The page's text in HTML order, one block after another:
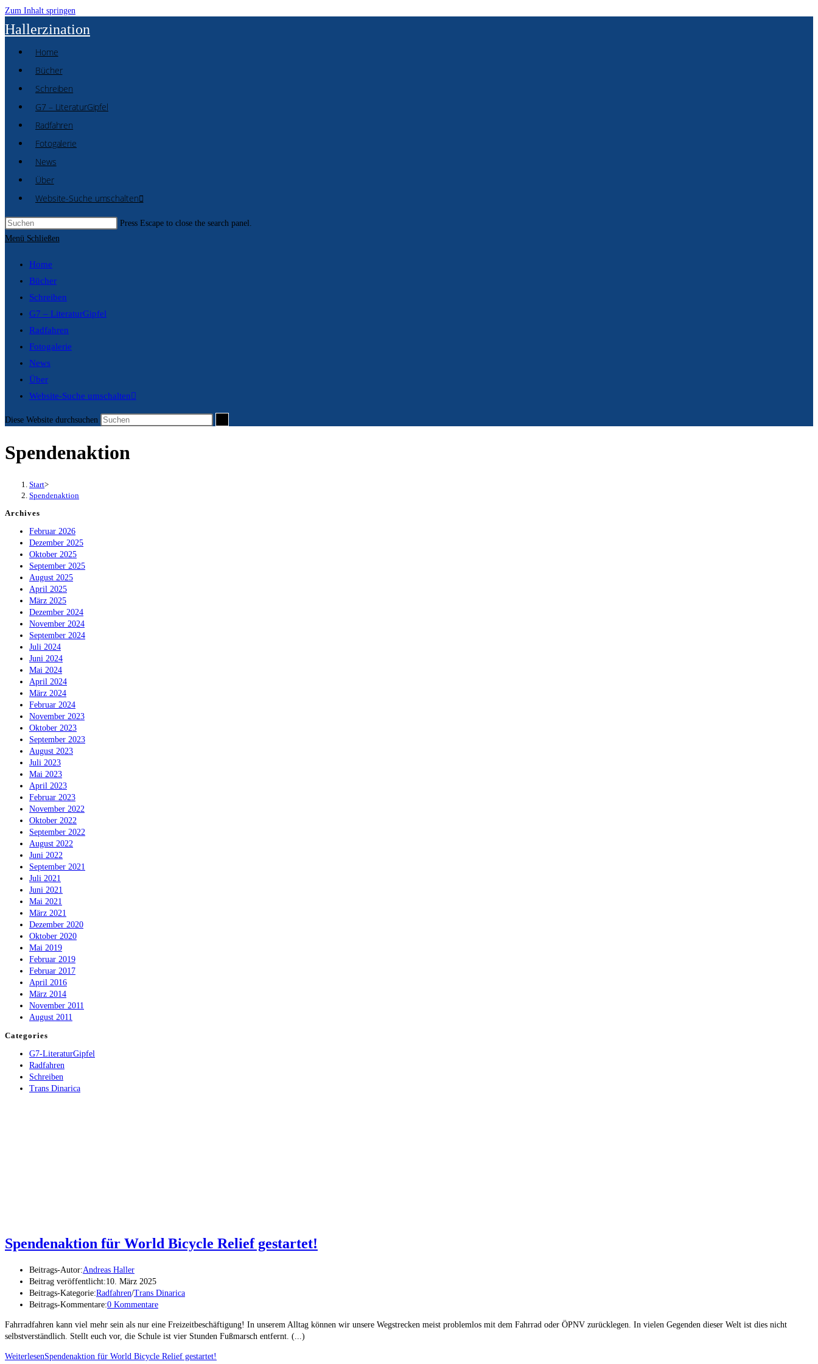
Zum Inhalt springen
Hallerzination
Home
Bücher
Schreiben
G7 – LiteraturGipfel
Radfahren
Fotogalerie
News
Über
Website-Suche umschalten
Press Escape to close the search panel.
Menü Schließen
Home
Bücher
Schreiben
G7 – LiteraturGipfel
Radfahren
Fotogalerie
News
Über
Website-Suche umschalten
Diese Website durchsuchen
Spendenaktion
Start>
Spendenaktion
Archives
Februar 2026
Dezember 2025
Oktober 2025
September 2025
August 2025
April 2025
März 2025
Dezember 2024
November 2024
September 2024
Juli 2024
Juni 2024
Mai 2024
April 2024
März 2024
Februar 2024
November 2023
Oktober 2023
September 2023
August 2023
Juli 2023
Mai 2023
April 2023
Februar 2023
November 2022
Oktober 2022
September 2022
August 2022
Juni 2022
September 2021
Juli 2021
Juni 2021
Mai 2021
März 2021
Dezember 2020
Oktober 2020
Mai 2019
Februar 2019
Februar 2017
April 2016
März 2014
November 2011
August 2011
Categories
G7-LiteraturGipfel
Radfahren
Schreiben
Trans Dinarica
Spendenaktion für World Bicycle Relief gestartet!
Beitrags-Autor:Andreas Haller
Beitrag veröffentlicht:10. März 2025
Beitrags-Kategorie:Radfahren/Trans Dinarica
Beitrags-Kommentare:0 Kommentare
Fahrradfahren kann viel mehr sein als nur eine Freizeitbeschäftigung! In unserem Alltag können wir unsere Wegstrecken meist problemlos mit dem Fahrrad oder ÖPNV zurücklegen. In vielen Gegenden dieser Welt ist dies nicht
selbstverständlich. Stellt euch vor, die Schule ist vier Stunden Fußmarsch entfernt. (...)
WeiterlesenSpendenaktion für World Bicycle Relief gestartet!